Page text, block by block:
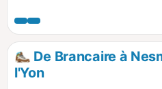
De Brancaire à
l'Yon